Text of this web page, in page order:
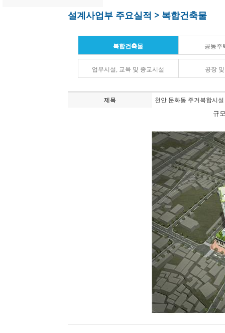
설계사업부 주요실적 > 복합건축물
복합건축물 공동주
업무시설, 교육 및 종교시설 공장
제목 천안 문화동 주거복합시
규